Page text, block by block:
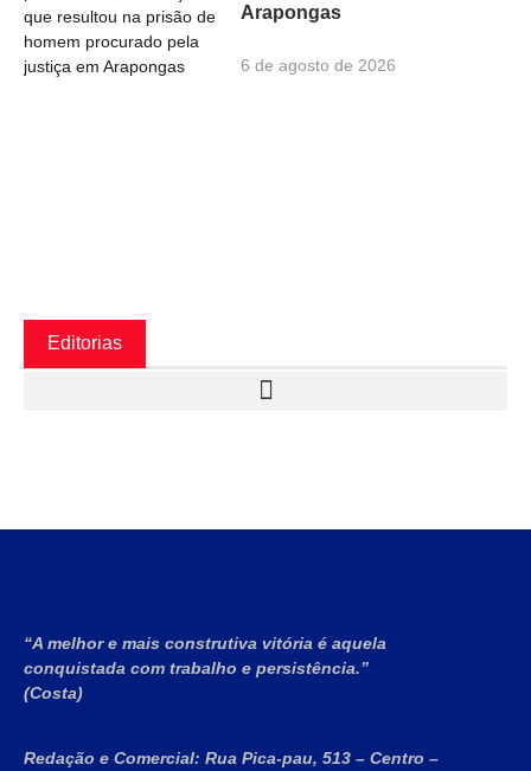
Arapongas
6 de agosto de 2026
Editorias
“A melhor e mais construtiva vitória é aquela
conquistada com trabalho e persistência.”
(Costa)
Redação e Comercial: Rua Pica-pau, 513 – Centro –